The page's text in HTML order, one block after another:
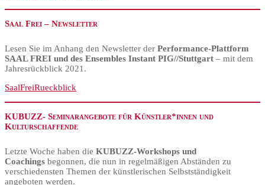
Saal Frei – Newsletter
Lesen Sie im Anhang den Newsletter der Performance-Plattform
SAAL FREI und des Ensembles Instant PIG//Stuttgart – mit dem
Jahresrückblick 2021.
SaalFreiRueckblick
KUBUZZ- Seminarangebote für Künstler*innen und
Kulturschaffende
Letzte Woche haben die KUBUZZ-Workshops und
Coachings begonnen, die nun in regelmäßigen Abständen zu
verschiedensten Themen der künstlerischen Selbstständigkeit
angeboten werden.